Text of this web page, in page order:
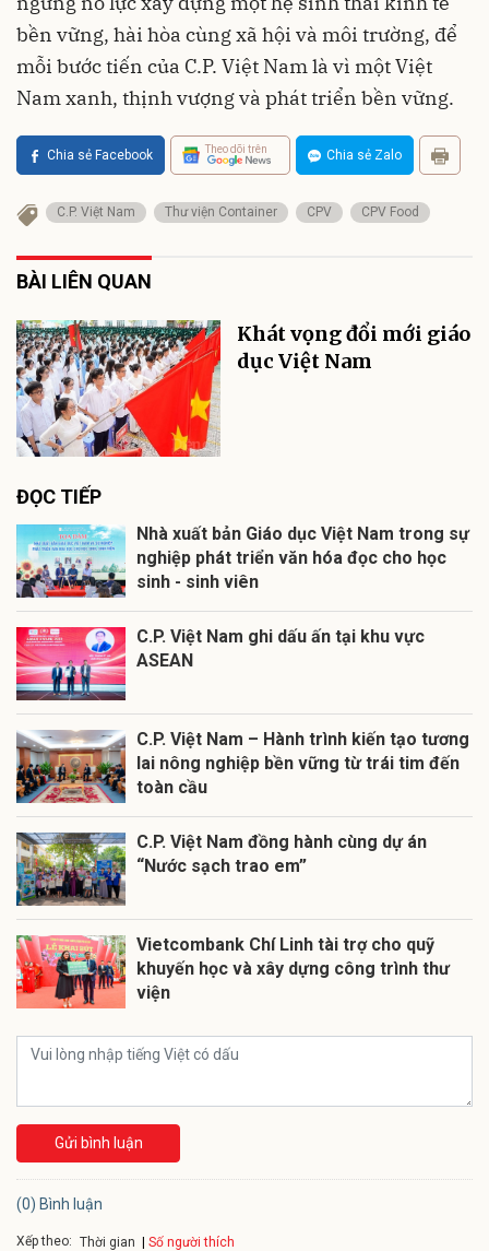
bền vững, hài hòa cùng xã hội và môi trường, để
mỗi bước tiến của C.P. Việt Nam là vì một Việt
Nam xanh, thịnh vượng và phát triển bền vững.
Chia sẻ Facebook Theo dõi trên Chia sẻ Zalo
C.P. Việt Nam Thư viện Container CPV CPV Food
BÀI LIÊN QUAN
Khát vọng đổi mới giáo
dục Việt Nam
ĐỌC TIẾP
Nhà xuất bản Giáo dục Việt Nam trong sự
nghiệp phát triển văn hóa đọc cho học
sinh - sinh viên
C.P. Việt Nam ghi dấu ấn tại khu vực
ASEAN
C.P. Việt Nam – Hành trình kiến tạo tương
lai nông nghiệp bền vững từ trái tim đến
toàn cầu
C.P. Việt Nam đồng hành cùng dự án
“Nước sạch trao em”
Vietcombank Chí Linh tài trợ cho quỹ
khuyến học và xây dựng công trình thư
viện
Gửi bình luận
(0) Bình luận
Xếp theo: Thời gian Số người thích